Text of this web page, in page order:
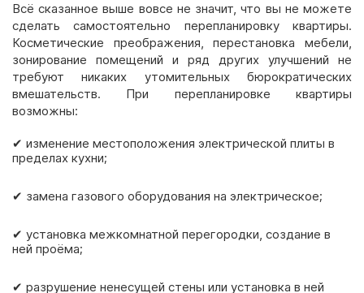
Всё сказанное выше вовсе не значит, что вы не можете
сделать самостоятельно перепланировку квартиры.
Косметические преображения, перестановка мебели,
зонирование помещений и ряд других улучшений не
требуют никаких утомительных бюрократических
вмешательств. При перепланировке квартиры
возможны:
✔ изменение местоположения электрической плиты в
пределах кухни;
✔ замена газового оборудования на электрическое;
✔ установка межкомнатной перегородки, создание в
ней проёма;
✔ разрушение ненесущей стены или установка в ней